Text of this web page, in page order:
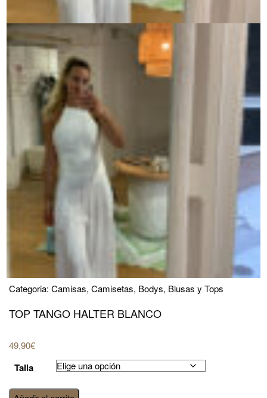
Categoria: Camisas, Camisetas, Bodys, Blusas y Tops
TOP TANGO HALTER BLANCO
49,90€
Talla
Top